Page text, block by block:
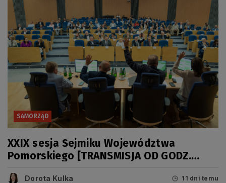
SAMORZĄD
XXIX sesja Sejmiku Województwa
Pomorskiego [TRANSMISJA OD GODZ.
Dorota Kulka 11 dni temu